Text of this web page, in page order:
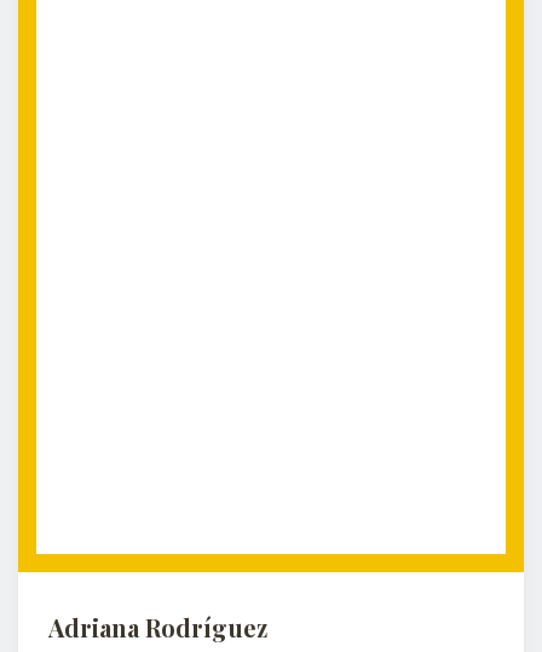
Adriana Rodríguez